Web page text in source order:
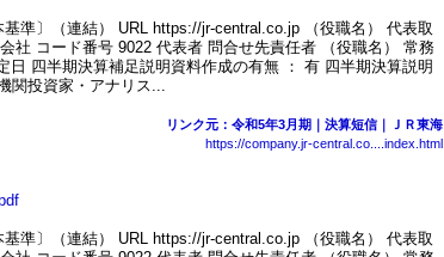
準〕（連結） URL https://jr-central.co.jp （役職名） 代表取
社 コード番号 9022 代表者 問合せ先責任者 （役職名） 常務
日 四半期決算補足説明資料作成の有無 ： 有 四半期決算説明
関投資家・アナリス...
リンク元：令和5年3月期｜決算短信｜ＪＲ東海
https://company.jr-central.co....index.html
準〕（連結） URL https://jr-central.co.jp （役職名） 代表取